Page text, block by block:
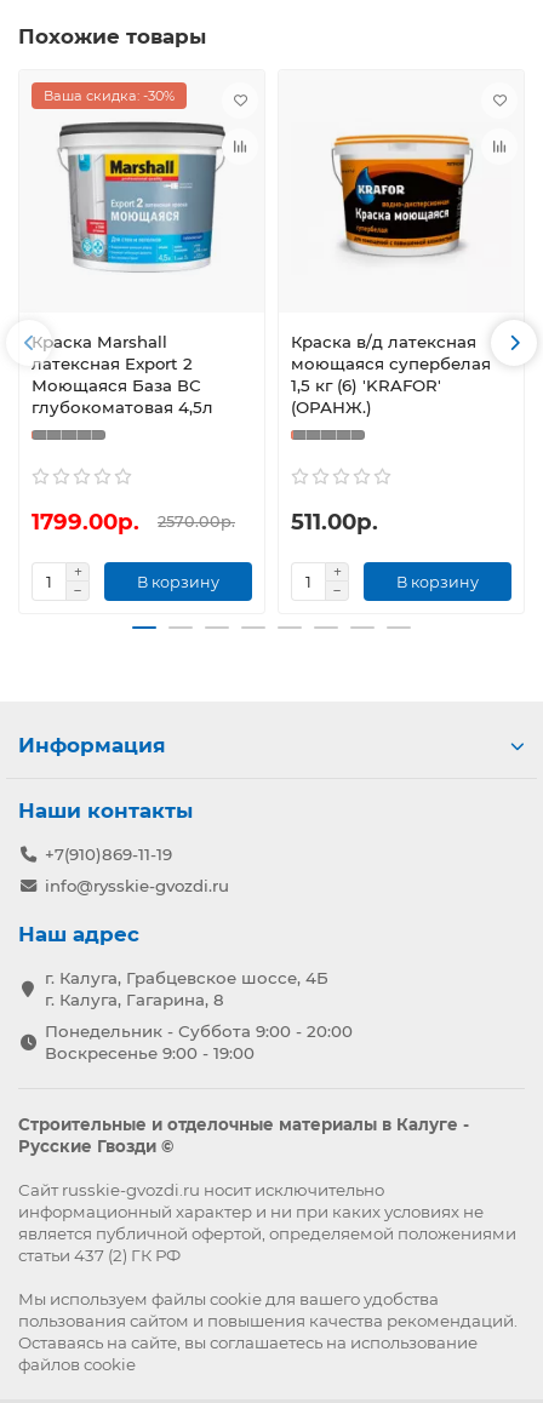
Похожие товары
Ваша скидка: -30%
Краска Marshall
латексная Export 2
Моющаяся База ВС
глубокоматовая 4,5л
1799.00р. 2570.00р.
В корзину
Краска в/д латексная
моющаяся супербелая
1,5 кг (6) 'KRAFOR'
(ОРАНЖ.)
511.00р.
В корзину
Информация
Наши контакты
+7(910)869-11-19
info@rysskie-gvozdi.ru
Наш адрес
г. Калуга, Грабцевское шоссе, 4Б
г. Калуга, Гагарина, 8
Понедельник - Суббота 9:00 - 20:00
Воскресенье 9:00 - 19:00
Строительные и отделочные материалы в Калуге -
Русские Гвозди ©
Сайт russkie-gvozdi.ru носит исключительно
информационный характер и ни при каких условиях не
является публичной офертой, определяемой положениями
статьи 437 (2) ГК РФ
Мы используем файлы cookie для вашего удобства
пользования сайтом и повышения качества рекомендаций.
Оставаясь на сайте, вы соглашаетесь на использование
файлов cookie